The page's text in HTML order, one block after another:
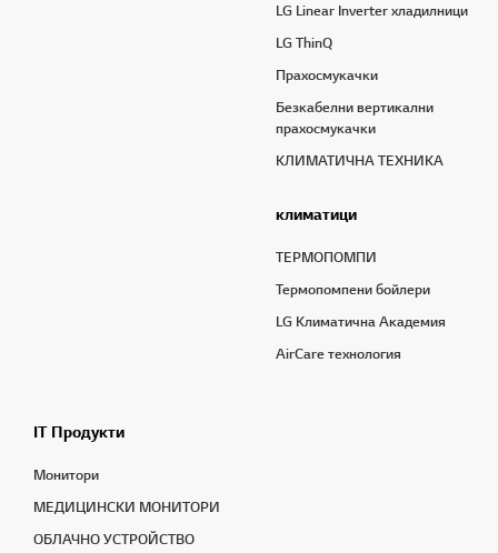
LG Linear Inverter хладилници
LG ThinQ
Прахосмукачки
Безкабелни вертикални
прахосмукачки
КЛИМАТИЧНА ТЕХНИКА
климатици
ТЕРМОПОМПИ
Термопомпени бойлери
LG Климатична Академия
AirCare технология
IT Продукти
Монитори
МЕДИЦИНСКИ МОНИТОРИ
OБЛАЧНО УСТРОЙСТВО